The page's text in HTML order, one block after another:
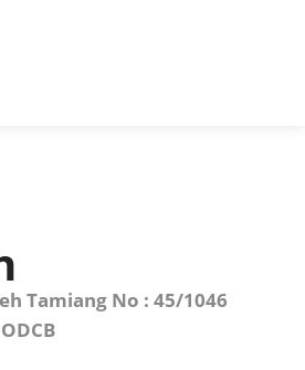
Tamiang No : 45/1046
ODCB